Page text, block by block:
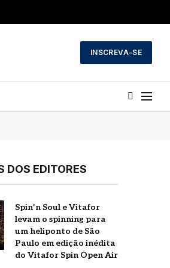
INSCREVA-SE
DOS EDITORES
Spin’n Soul e Vitafor
levam o spinning para
um heliponto de São
Paulo em edição inédita
do Vitafor Spin Open Air